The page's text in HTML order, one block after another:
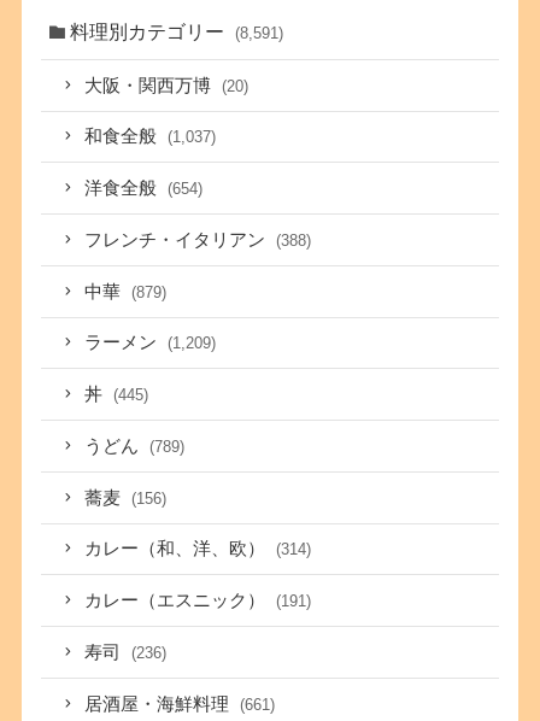
料理別カテゴリー (8,591)
大阪・関西万博 (20)
和食全般 (1,037)
洋食全般 (654)
フレンチ・イタリアン (388)
中華 (879)
ラーメン (1,209)
丼 (445)
うどん (789)
蕎麦 (156)
カレー（和、洋、欧） (314)
カレー（エスニック） (191)
寿司 (236)
居酒屋・海鮮料理 (661)